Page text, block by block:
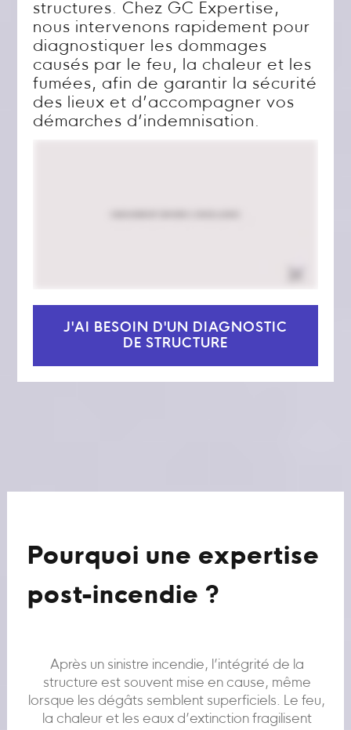
structures. Chez GC Expertise,
nous intervenons rapidement pour
diagnostiquer les dommages
causés par le feu, la chaleur et les
fumées, afin de garantir la sécurité
des lieux et d’accompagner vos
démarches d’indemnisation.
J'AI BESOIN D'UN DIAGNOSTIC
DE STRUCTURE
Pourquoi une expertise
post-incendie ?
Après un sinistre incendie, l’intégrité de la
structure est souvent mise en cause, même
lorsque les dégâts semblent superficiels. Le feu,
la chaleur et les eaux d’extinction fragilisent